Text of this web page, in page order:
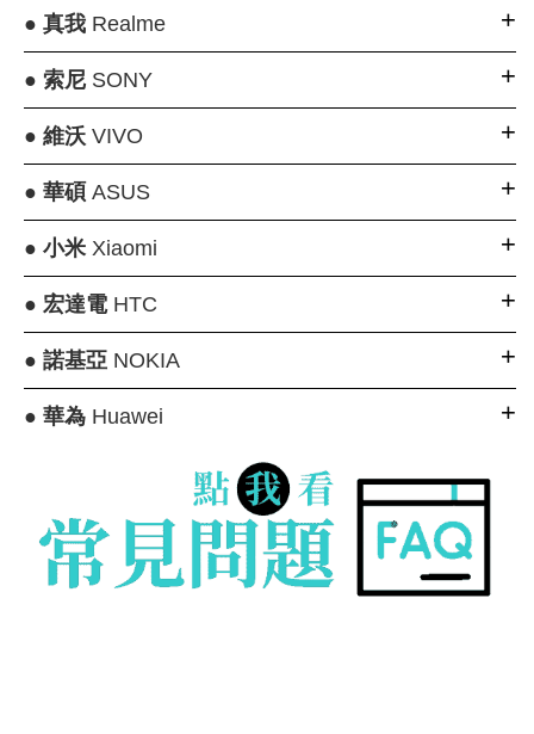
● 真我Realme
● 索尼SONY
● 維沃VIVO
● 華碩 ASUS
● 小米Xiaomi
● 宏達電HTC
● 諾基亞NOKIA
● 華為Huawei